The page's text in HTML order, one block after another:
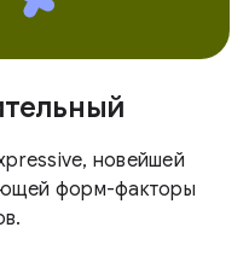
новейшей
форм-факторы